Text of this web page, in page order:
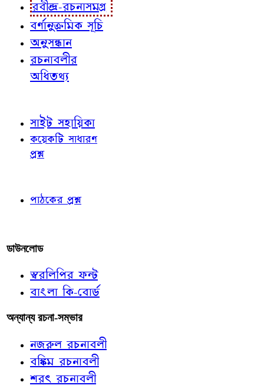
রবীন্দ্র-রচনাসমগ্র
বর্ণানুক্রমিক সূচি
অনুসন্ধান
রচনাবলীর
অধিতথ্য
সাইট সহায়িকা
কয়েকটি সাধারণ
প্রশ্ন
পাঠকের প্রশ্ন
ডাউনলোড
স্বরলিপির ফন্ট
বাংলা কি-বোর্ড
অন্যান্য রচনা-সম্ভার
নজরুল রচনাবলী
বঙ্কিম রচনাবলী
শরৎ রচনাবলী